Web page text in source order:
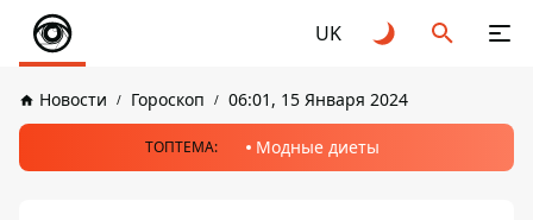
UK
Новости Гороскоп 06:01, 15 Января 2024
ТОПТЕМА: Модные диеты